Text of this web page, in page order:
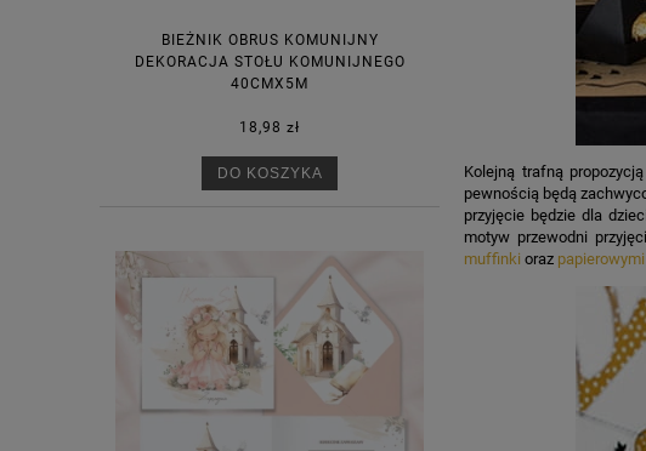
BIEŻNIK OBRUS KOMUNIJNY
DEKORACJA STOŁU KOMUNIJNEGO
40CMX5M
18,98 zł
DO KOSZYKA Kolejną trafną
pewnością będą
przyjęcie będzie dla
motyw przewodni
muffinki oraz